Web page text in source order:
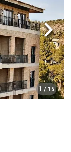
1 / 15